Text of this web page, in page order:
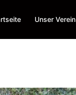
Unser Verein